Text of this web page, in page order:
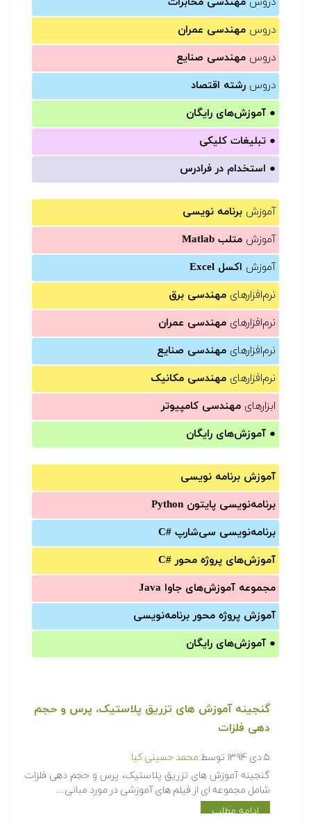
دروس مهندسی عمران
دروس مهندسی صنایع
دروس رشته اقتصاد
● آموزش‌های رایگان
● تبلیغات کلیکی
● استخدام در فرادرس
آموزش برنامه نویسی
آموزش متلب Matlab
آموزش اکسل Excel
نرم‌افزارهای مهندسی برق
نرم‌افزارهای مهندسی عمران
نرم‌افزارهای مهندسی صنایع
نرم‌افزارهای مهندسی مکانیک
ابزارهای مهندسی کامپیوتر
● آموزش‌های رایگان
آموزش برنامه نویسی
برنامه‌نویسی پایتون Python
برنامه‌‌نویسی سی‌شارپ C#‎
آموزش‌های پروژه محور #C
مجموعه آموزش‌های جاوا Java
آموزش‌ پروژه محور برنامه‌نویسی
● آموزش‌های رایگان
گنجینه آموزش های تزریق پلاستیک، پرس و حجم
دهی فلزات
۵ دی ۱۳۹۴ توسط محمد حسینی کیا
گنجینه آموزش های تزریق پلاستیک، پرس و حجم دهی فلزات
شامل مجموعه ای از فیلم های آموزشی در مورد مبانی…
ادامه مطلب